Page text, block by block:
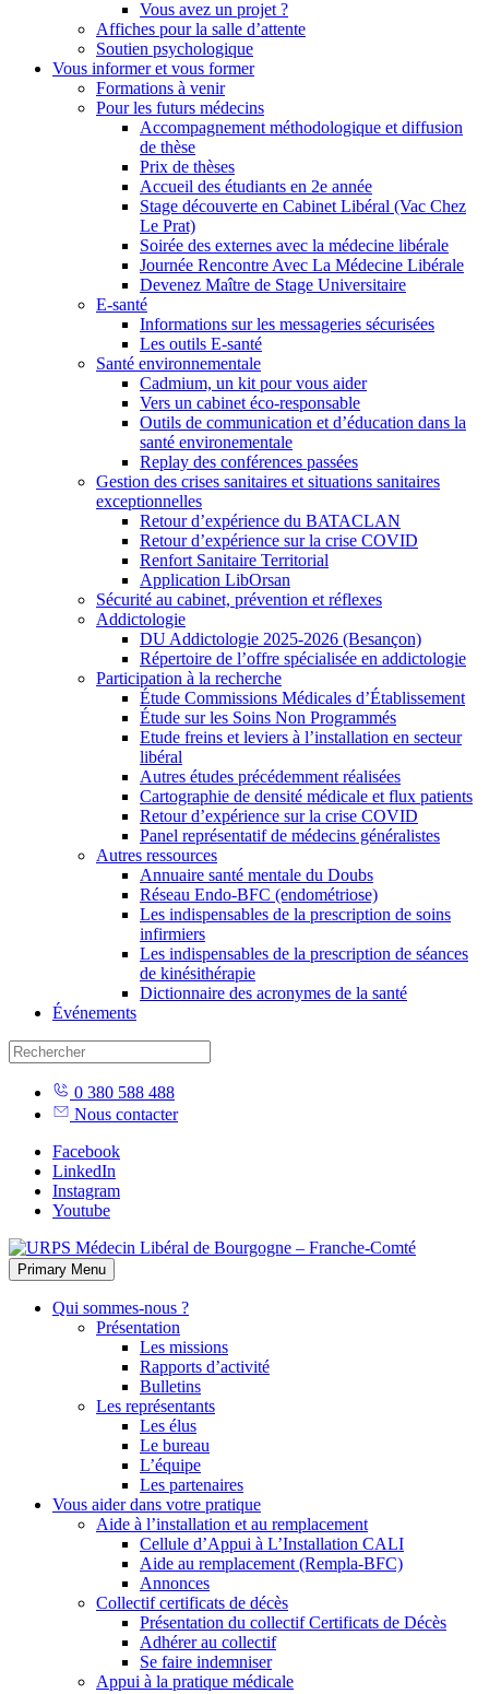
Vous avez un projet ?
Affiches pour la salle d’attente
Soutien psychologique
Vous informer et vous former
Formations à venir
Pour les futurs médecins
Accompagnement méthodologique et diffusion
de thèse
Prix de thèses
Accueil des étudiants en 2e année
Stage découverte en Cabinet Libéral (Vac Chez
Le Prat)
Soirée des externes avec la médecine libérale
Journée Rencontre Avec La Médecine Libérale
Devenez Maître de Stage Universitaire
E-santé
Informations sur les messageries sécurisées
Les outils E-santé
Santé environnementale
Cadmium, un kit pour vous aider
Vers un cabinet éco-responsable
Outils de communication et d’éducation dans la
santé environementale
Replay des conférences passées
Gestion des crises sanitaires et situations sanitaires
exceptionnelles
Retour d’expérience du BATACLAN
Retour d’expérience sur la crise COVID
Renfort Sanitaire Territorial
Application LibOrsan
Sécurité au cabinet, prévention et réflexes
Addictologie
DU Addictologie 2025-2026 (Besançon)
Répertoire de l’offre spécialisée en addictologie
Participation à la recherche
Étude Commissions Médicales d’Établissement
Étude sur les Soins Non Programmés
Etude freins et leviers à l’installation en secteur
libéral
Autres études précédemment réalisées
Cartographie de densité médicale et flux patients
Retour d’expérience sur la crise COVID
Panel représentatif de médecins généralistes
Autres ressources
Annuaire santé mentale du Doubs
Réseau Endo-BFC (endométriose)
Les indispensables de la prescription de soins
infirmiers
Les indispensables de la prescription de séances
de kinésithérapie
Dictionnaire des acronymes de la santé
Événements
Skip
0 380 588 488
Nous contacter
Facebook
LinkedIn
Instagram
Youtube
Primary Menu
Qui sommes-nous ?
Présentation
Les missions
Rapports d’activité
Bulletins
Les représentants
Les élus
Le bureau
L’équipe
Les partenaires
Vous aider dans votre pratique
Aide à l’installation et au remplacement
Cellule d’Appui à L’Installation CALI
Aide au remplacement (Rempla-BFC)
Annonces
Collectif certificats de décès
Présentation du collectif Certificats de Décès
Adhérer au collectif
Se faire indemniser
Appui à la pratique médicale